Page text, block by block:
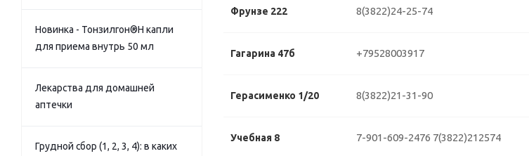
Фрунзе 222 8(3822)24-25-74
Гагарина 47б +79528003917
Герасименко 1/20 8(3822)21-31-90
Учебная 8 7-901-609-2476 7(3822)212574
Новинка - Тонзилгон®Н капли
для приема внутрь 50 мл
Лекарства для домашней
аптечки
Грудной сбор (1, 2, 3, 4): в каких